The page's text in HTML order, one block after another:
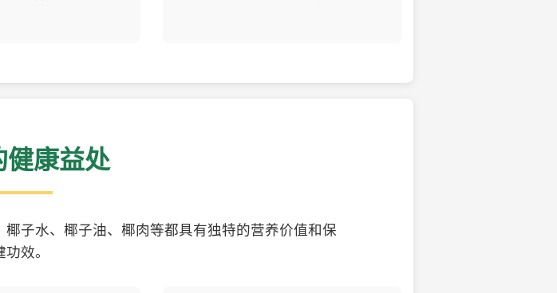
康益处
子水、椰子油、椰肉等都具有独特的营养价值和保
功效。